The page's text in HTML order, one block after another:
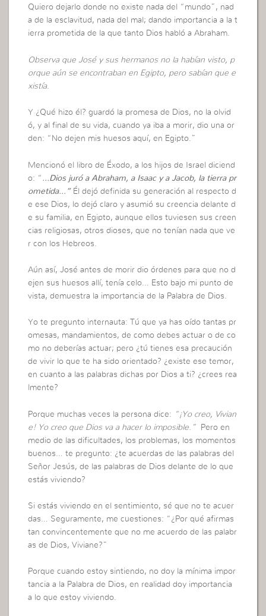
Quiero dejarlo donde no existe nada del “mundo”, nad
a de la esclavitud, nada del mal; dando importancia a la t
ierra prometida de la que tanto Dios habló a Abraham.
Observa que José y sus hermanos no la habían visto, p
orque aún se encontraban en Egipto, pero sabían que e
xistía.
Y ¿Qué hizo él? guardó la promesa de Dios, no la olvid
ó, y al final de su vida, cuando ya iba a morir, dio una or
den: “No dejen mis huesos aquí, en Egipto.”
Mencionó el libro de Éxodo, a los hijos de Israel diciend
o: “ …Dios juró a Abraham, a Isaac y a Jacob, la tierra pr
ometida…”Él dejó definida su generación al respecto d
e ese Dios, lo dejó claro y asumió su creencia delante d
e su familia, en Egipto, aunque ellos tuviesen sus creen
cias religiosas, otros dioses, que no tenían nada que ve
r con los Hebreos.
Aún así, José antes de morir dio órdenes para que no d
ejen sus huesos allí, tenía celo… Esto bajo mi punto de
vista, demuestra la importancia de la Palabra de Dios.
Yo te pregunto internauta: Tú que ya has oído tantas pr
omesas, mandamientos, de como debes actuar o de co
mo no deberías actuar; pero ¿tú tienes esa precaución
de vivir lo que te ha sido orientado? ¿existe ese temor,
en cuanto a las palabras dichas por Dios a ti? ¿crees rea
lmente?
Porque muchas veces la persona dice:
“¡Yo creo, Vivian
e! Yo creo que Dios va a hacer lo imposible.” Pero en
medio de las dificultades, los problemas, los momentos
buenos… te pregunto: ¿te acuerdas de las palabras del
Señor Jesús, de las palabras de Dios delante de lo que
estás viviendo?
Si estás viviendo en el sentimiento, sé que no te acuer
das… Seguramente, me cuestiones: “¿Por qué afirmas
tan convincentemente que no me acuerdo de las palabr
as de Dios, Viviane?”
Porque cuando estoy sintiendo, no doy la mínima impor
tancia a la Palabra de Dios, en realidad doy importancia
a lo que estoy viviendo.